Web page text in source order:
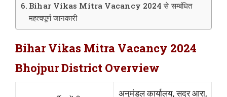
Bihar Vikas Mitra Vacancy 2024 से सम्बंधित
महत्वपूर्ण जानकारी
Bihar Vikas Mitra Vacancy 2024
Bhojpur District Overview
अनुमंडल कार्यालय, सदर आरा,